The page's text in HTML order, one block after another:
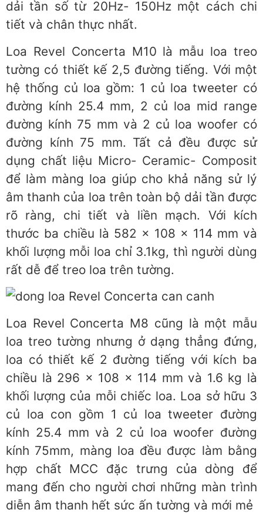
dải tần số từ 20Hz- 150Hz một cách chi
tiết và chân thực nhất.
Loa Revel Concerta M10 là mẫu loa treo
tường có thiết kế 2,5 đường tiếng. Với một
hệ thống củ loa gồm: 1 củ loa tweeter có
đường kính 25.4 mm, 2 củ loa mid range
đường kính 75 mm và 2 củ loa woofer có
đường kính 75 mm. Tất cả đều được sử
dụng chất liệu Micro- Ceramic- Composit
để làm màng loa giúp cho khả năng sử lý
âm thanh của loa trên toàn bộ dải tần được
rõ ràng, chi tiết và liền mạch. Với kích
thước ba chiều là 582 x 108 x 114 mm và
khối lượng mỗi loa chỉ 3.1kg, thì người dùng
rất dễ để treo loa trên tường.
Loa Revel Concerta M8 cũng là một mẫu
loa treo tường nhưng ở dạng thẳng đứng,
loa có thiết kế 2 đường tiếng với kích ba
chiều là 296 x 108 x 114 mm và 1.6 kg là
khối lượng của mỗi chiếc loa. Loa sở hữu 3
củ loa con gồm 1 củ loa tweeter đường
kính 25.4 mm và 2 củ loa woofer đường
kính 75mm, màng loa đều được làm bằng
hợp chất MCC đặc trưng của dòng để
mang đến cho người chơi những màn trình
diễn âm thanh hết sức ấn tường và mới mẻ